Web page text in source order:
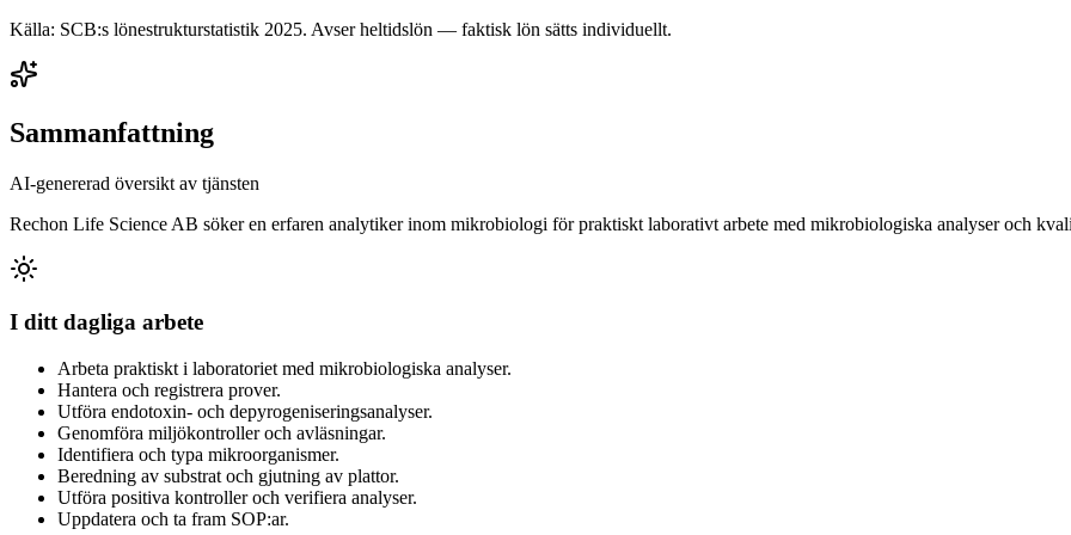
Källa: SCB:s lönestrukturstatistik 2025. Avser heltidslön — faktisk lön sätts individuellt.
Sammanfattning
AI-genererad översikt av tjänsten
Rechon Life Science AB söker en erfaren analytiker inom mikrobiologi för praktiskt laborativt arbete med mikrobiologiska analyser och
I ditt dagliga arbete
Arbeta praktiskt i laboratoriet med mikrobiologiska analyser.
Hantera och registrera prover.
Utföra endotoxin- och depyrogeniseringsanalyser.
Genomföra miljökontroller och avläsningar.
Identifiera och typa mikroorganismer.
Beredning av substrat och gjutning av plattor.
Utföra positiva kontroller och verifiera analyser.
Uppdatera och ta fram SOP:ar.